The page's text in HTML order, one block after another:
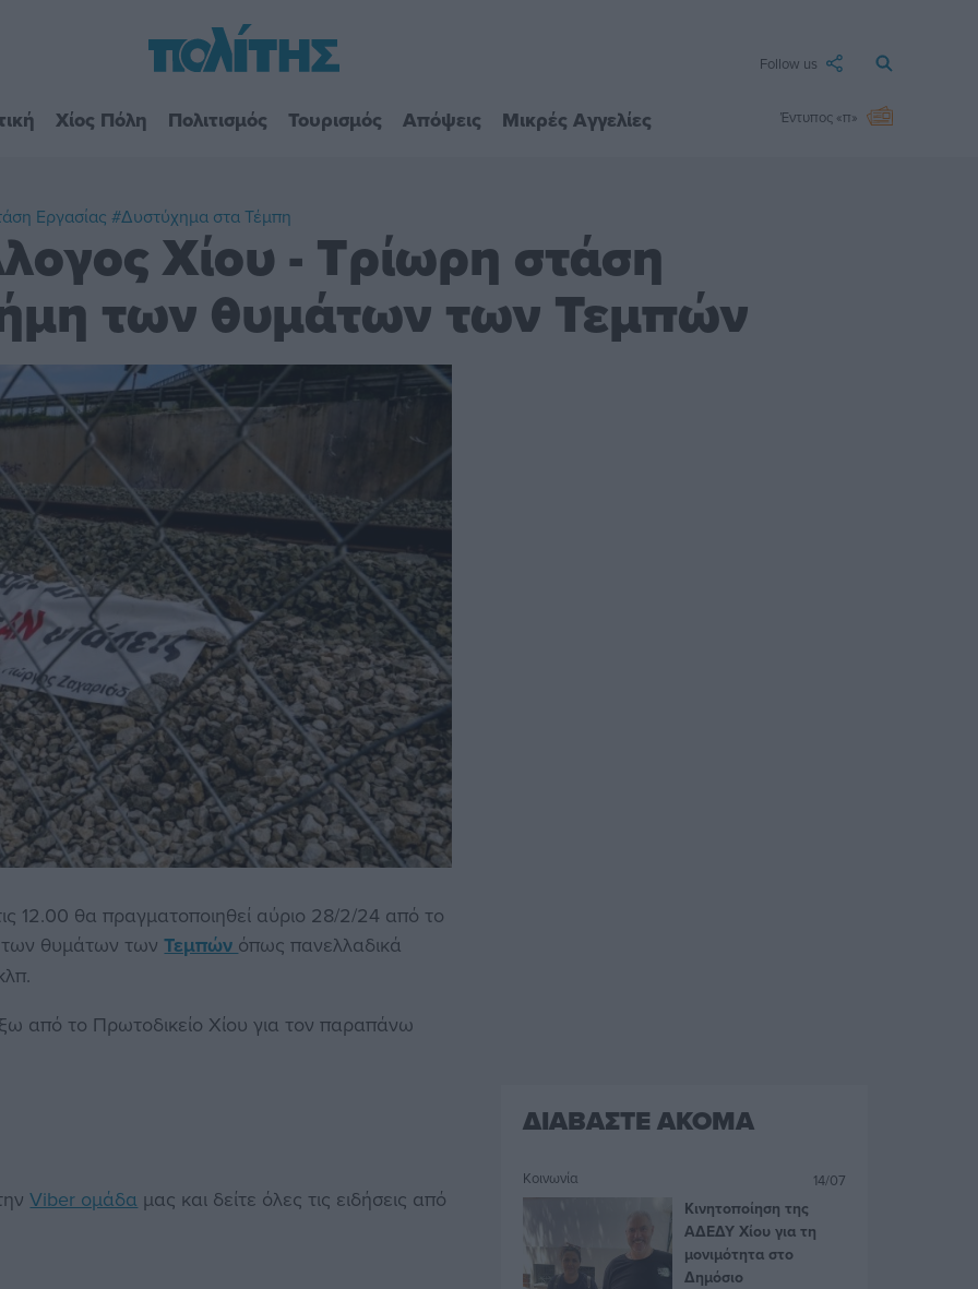
Follow us
Χίος Πόλη Πολιτισμός Τουρισμός Απόψεις Μικρές Αγγελίες Έντυπος «π»
Εργασίας #Δυστύχημα στα Τέμπη
Χίου - Τρίωρη στάση
των θυμάτων των Τεμπών
12.00 θα πραγματοποιηθεί αύριο 28/2/24 από το
των θυμάτων τωνΤεμπών όπως πανελλαδικά
από το Πρωτοδικείο Χίου για τον παραπάνω
Viber ομάδα μας και δείτε όλες τις ειδήσεις από
ΔΙΑΒΑΣΤΕ ΑΚΟΜΑ
Κοινωνία 14/07
Κινητοποίηση της
ΑΔΕΔΥ Χίου για τη
μονιμότητα στο
Δημόσιο